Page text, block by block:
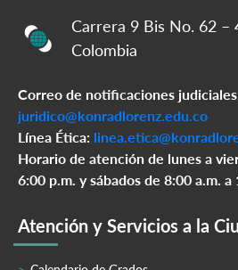
Carrera 9 Bis No. 62 –
Colombia
Correo de notificaciones
juridico@konradlorenz.edu.co
Línea Ética:
Horario de atención de lunes a
6:00 p.m. y sábados de 8:00 a.m. a
Atención y Servicios a la